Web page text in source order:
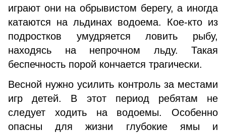
играют они на обрывистом берегу, а иногда
катаются на льдинах водоема. Кое-кто из
подростков умудряется ловить рыбу,
находясь на непрочном льду. Такая
беспечность порой кончается трагически.
Весной нужно усилить контроль за местами
игр детей. В этот период ребятам не
следует ходить на водоемы. Особенно
опасны для жизни глубокие ямы и